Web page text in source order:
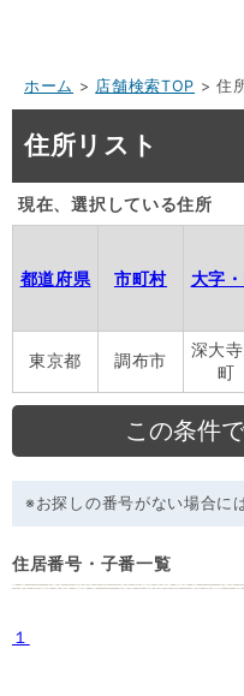
ホーム > 店舗検索TOP > 住
住所リスト
現在、選択している住所
都道府県 市町村 大字
東京都 調布市
深大
町
※お探しの番号がない場合に
住居番号・子番一覧
１